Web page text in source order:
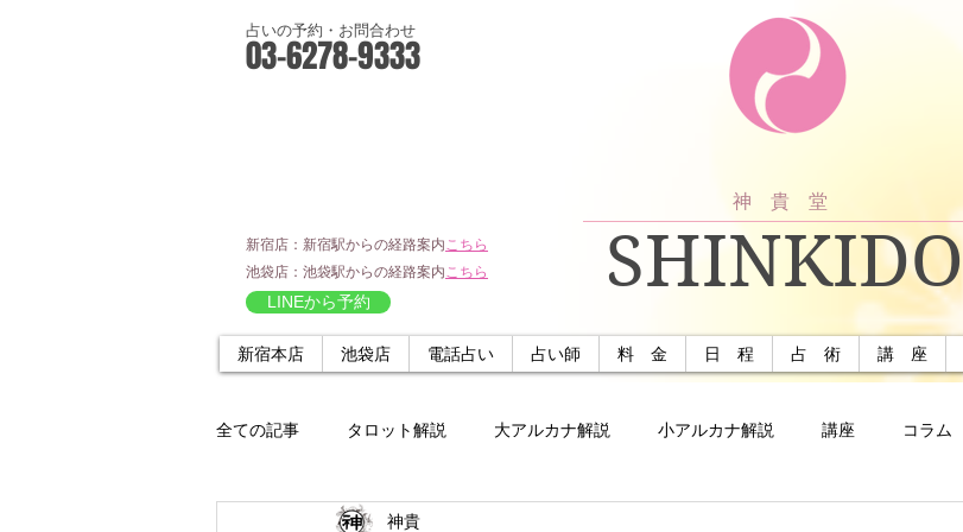
占いの予約・お問合わせ
03-6278-9333
新宿店：新宿駅からの経路案内こちら
池袋店：池袋駅からの経路案内こちら
LINEから予約
神 貴 堂
SHINKIDO
新宿本店 池袋店 電話占い 占い師 料 金 日 程 占 術 講 座
全ての記事 タロット解説 大アルカナ解説 小アルカナ解説 講座 コラム
神貴